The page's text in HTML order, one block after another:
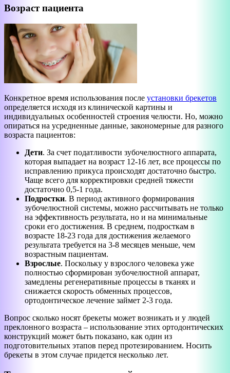
Возраст пациента
Конкретное время использования после установки брекетов
определяется исходя из клинической картины и
индивидуальных особенностей строения челюсти. Но, можно
опираться на усредненные данные, закономерные для разного
возраста пациентов:
Дети. За счет податливости зубочелюстного аппарата,
которая выпадает на возраст 12-16 лет, все процессы по
исправлению прикуса происходят достаточно быстро.
Чаще всего для корректировки средней тяжести
достаточно 0,5-1 года.
Подростки. В период активного формирования
зубочелюстной системы, можно рассчитывать не только
на эффективность результата, но и на минимальные
сроки его достижения. В среднем, подросткам в
возрасте 18-23 года для достижения желаемого
результата требуется на 3-8 месяцев меньше, чем
возрастным пациентам.
Взрослые. Поскольку у взрослого человека уже
полностью сформирован зубочелюстной аппарат,
замедлены регенеративные процессы в тканях и
снижается скорость обменных процессов,
ортодонтическое лечение займет 2-3 года.
Вопрос сколько носят брекеты может возникать и у людей
преклонного возраста – использование этих ортодонтических
конструкций может быть показано, как один из
подготовительных этапов перед протезированием. Носить
брекеты в этом случае придется несколько лет.